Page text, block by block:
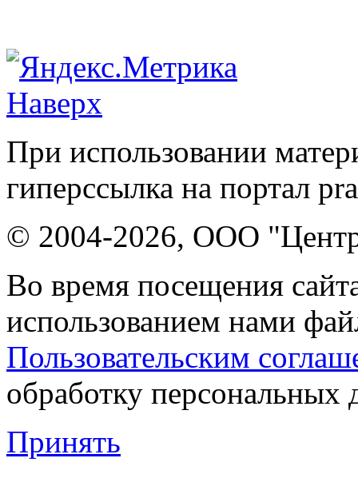
Наверх
При использовании
гиперссылка на портал
© 2004-2026, ООО "Центр
Во время посещения
использованием нами
Пользовательским
обработку персональных
Принять